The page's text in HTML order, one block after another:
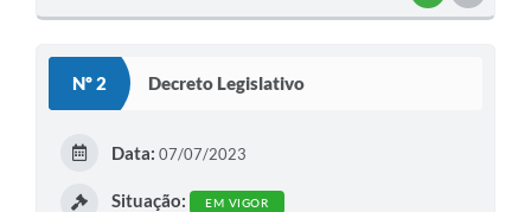
Nº 2 Decreto Legislativo
Data: 07/07/2023
Situação: EM VIGOR